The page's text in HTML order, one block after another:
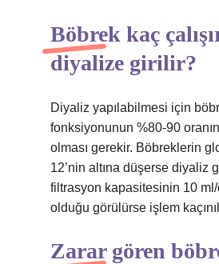
Böbrek kaç
diyalize girilir?
Diyaliz yapılabilmesi için
fonksiyonunun %80-90
olması gerekir. Böbreklerin
12’nin altına düşerse diyaliz
filtrasyon kapasitesinin 10 ml/
olduğu görülürse işlem
Zarar gören